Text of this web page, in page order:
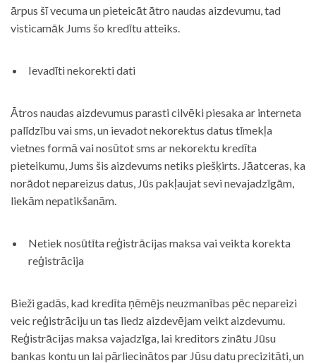
ārpus šī vecuma un pieteicāt ātro naudas aizdevumu, tad
visticamāk Jums šo kredītu atteiks.
Ievadīti nekorekti dati
Ātros naudas aizdevumus parasti cilvēki piesaka ar interneta
palīdzību vai sms, un ievadot nekorektus datus tīmekļa
vietnes formā vai nosūtot sms ar nekorektu kredīta
pieteikumu, Jums šis aizdevums netiks piešķirts. Jāatceras, ka
norādot nepareizus datus, Jūs pakļaujat sevi nevajadzīgām,
liekām nepatikšanām.
Netiek nosūtīta reģistrācijas maksa vai veikta korekta
reģistrācija
Bieži gadās, kad kredīta ņēmējs neuzmanības pēc nepareizi
veic reģistrāciju un tas liedz aizdevējam veikt aizdevumu.
Reģistrācijas maksa vajadzīga, lai kreditors zinātu Jūsu
bankas kontu un lai pārliecinātos par Jūsu datu precizitāti, un